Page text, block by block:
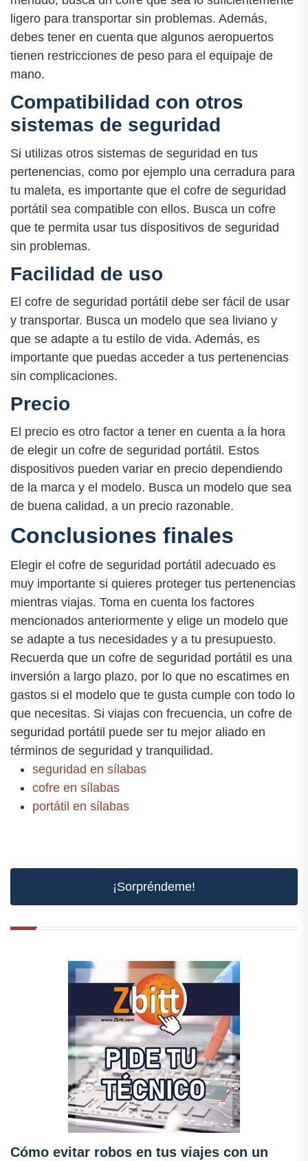
ligero para transportar sin problemas. Además,
debes tener en cuenta que algunos aeropuertos
tienen restricciones de peso para el equipaje de
mano.
Compatibilidad con otros
sistemas de seguridad
Si utilizas otros sistemas de seguridad en tus
pertenencias, como por ejemplo una cerradura para
tu maleta, es importante que el cofre de seguridad
portátil sea compatible con ellos. Busca un cofre
que te permita usar tus dispositivos de seguridad
sin problemas.
Facilidad de uso
El cofre de seguridad portátil debe ser fácil de usar
y transportar. Busca un modelo que sea liviano y
que se adapte a tu estilo de vida. Además, es
importante que puedas acceder a tus pertenencias
sin complicaciones.
Precio
El precio es otro factor a tener en cuenta a la hora
de elegir un cofre de seguridad portátil. Estos
dispositivos pueden variar en precio dependiendo
de la marca y el modelo. Busca un modelo que sea
de buena calidad, a un precio razonable.
Conclusiones finales
Elegir el cofre de seguridad portátil adecuado es
muy importante si quieres proteger tus pertenencias
mientras viajas. Toma en cuenta los factores
mencionados anteriormente y elige un modelo que
se adapte a tus necesidades y a tu presupuesto.
Recuerda que un cofre de seguridad portátil es una
inversión a largo plazo, por lo que no escatimes en
gastos si el modelo que te gusta cumple con todo lo
que necesitas. Si viajas con frecuencia, un cofre de
seguridad portátil puede ser tu mejor aliado en
términos de seguridad y tranquilidad.
seguridad en sílabas
cofre en sílabas
portátil en sílabas
¡Sorpréndeme!
Cómo evitar robos en tus viajes con un